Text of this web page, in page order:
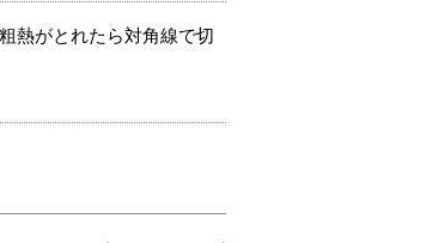
熱がとれたら対角線で切